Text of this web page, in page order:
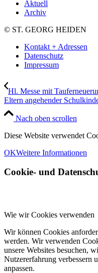
Aktuell
Archiv
© ST. GEORG HEIDEN
Kontakt + Adressen
Datenschutz
Impressum
Hl. Messe mit
Eltern angehender
Nach oben scrollen
Diese Website verwendet
OKWeitere Informationen
Cookie- und
Wie wir Cookies verwenden
Wir können Cookies
werden. Wir verwenden
unsere Websites besuchen,
Nutzererfahrung verbessern
anpassen.